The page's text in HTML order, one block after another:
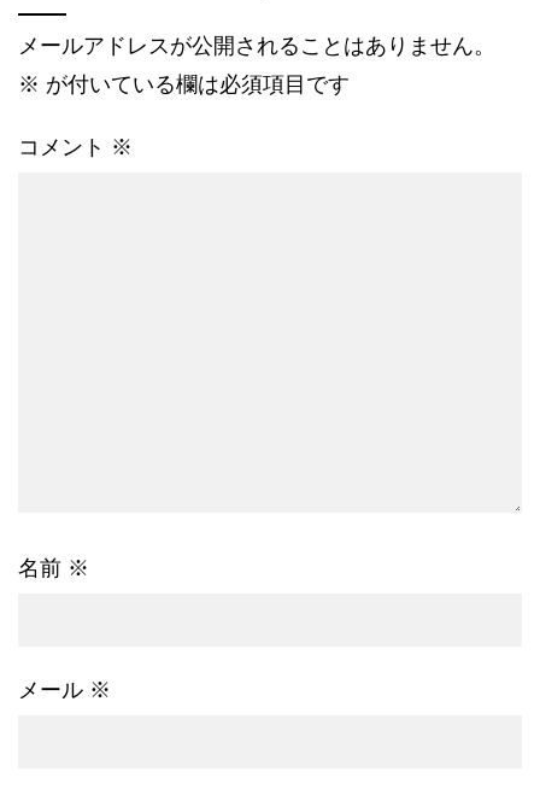
メールアドレスが公開されることはありません。
※ が付いている欄は必須項目です
コメント ※
名前 ※
メール ※